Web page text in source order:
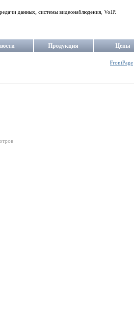
данных, системы видеонаблюдения, VoIP.
Продукция Цены
FrontPage